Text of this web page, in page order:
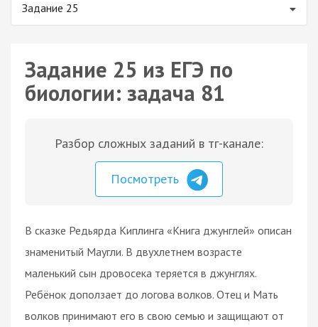
Задание 25
Задание 25 из ЕГЭ по
биологии: задача 81
Разбор сложных заданий в тг-канале:
Посмотреть
В сказке Редьярда Киплинга «Книга джунглей» описан
знаменитый Маугли. В двухлетнем возрасте
маленький сын дровосека теряется в джунглях.
Ребёнок доползает до логова волков. Отец и Мать
волков принимают его в свою семью и защищают от